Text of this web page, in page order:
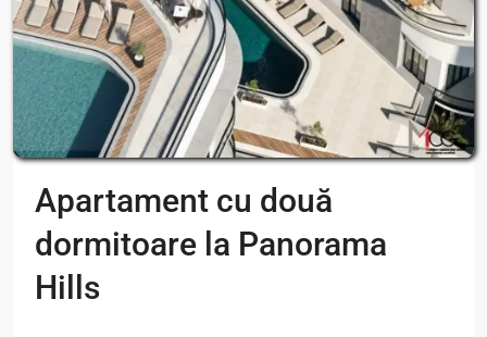
Apartament cu două
dormitoare la Panorama
Hills